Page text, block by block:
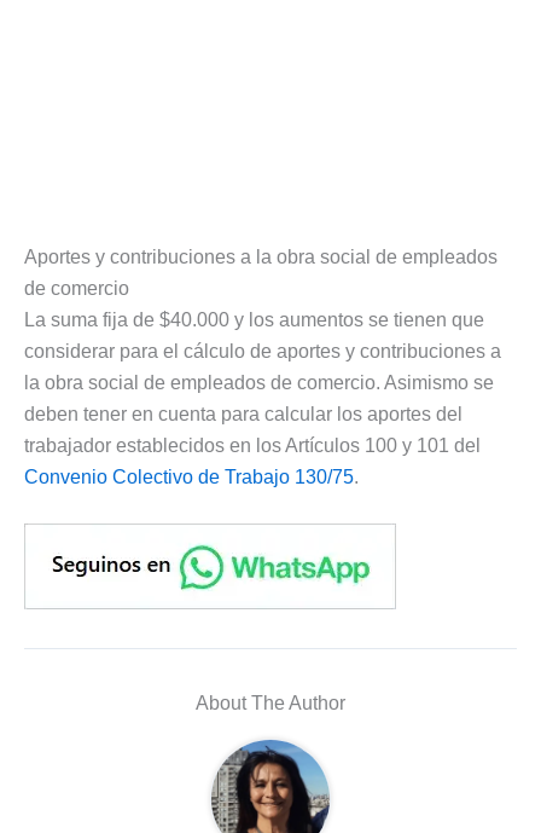
Aportes y contribuciones a la obra social de empleados
de comercio
La suma fija de $40.000 y los aumentos se tienen que
considerar para el cálculo de aportes y contribuciones a
la obra social de empleados de comercio. Asimismo se
deben tener en cuenta para calcular los aportes del
trabajador establecidos en los Artículos 100 y 101 del
Convenio Colectivo de Trabajo 130/75.
About The Author